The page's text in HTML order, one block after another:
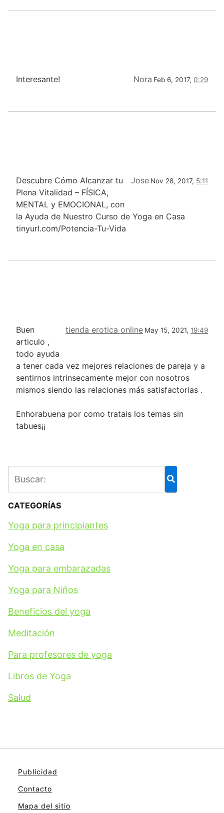
Nora Feb 6, 2017, 0:29
Interesante!
Jose Nov 28, 2017, 5:11
Descubre Cómo Alcanzar tu
Plena Vitalidad – FÍSICA,
MENTAL y EMOCIONAL, con
la Ayuda de Nuestro Curso de Yoga en Casa
tinyurl.com/Potencia-Tu-Vida
tienda erotica online May 15, 2021, 19:49
Buen
articulo ,
todo ayuda
a tener cada vez mejores relaciones de pareja y a
sentirnos intrinsecamente mejor con nosotros
mismos siendo las relaciones más satisfactorias .
Enhorabuena por como tratais los temas sin
tabues¡¡
CATEGORÍAS
Yoga para principiantes
Yoga en casa
Yoga para embarazadas
Yoga para Niños
Beneficios del yoga
Meditación
Para profesores de yoga
Libros de Yoga
Salud
Publicidad
Contacto
Mapa del sitio